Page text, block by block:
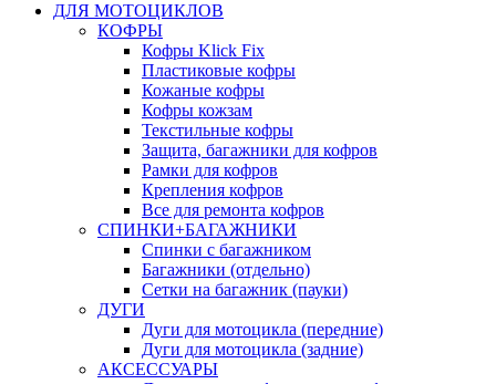
ДЛЯ МОТОЦИКЛОВ
КОФРЫ
Кофры Klick Fix
Пластиковые кофры
Кожаные кофры
Кофры кожзам
Текстильные кофры
Защита, багажники для кофров
Рамки для кофров
Крепления кофров
Все для ремонта кофров
СПИНКИ+БАГАЖНИКИ
Спинки с багажником
Багажники (отдельно)
Сетки на багажник (пауки)
ДУГИ
Дуги для мотоцикла (передние)
Дуги для мотоцикла (задние)
АКСЕССУАРЫ